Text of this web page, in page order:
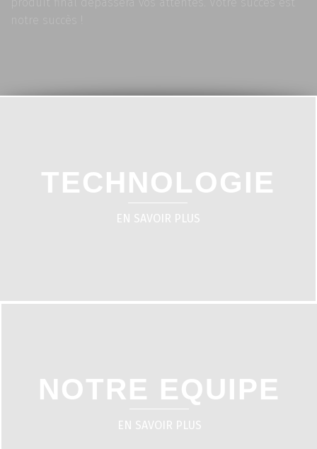
TECHNOLOGIE
EN SAVOIR PLUS
NOTRE EQUIPE
EN SAVOIR PLUS